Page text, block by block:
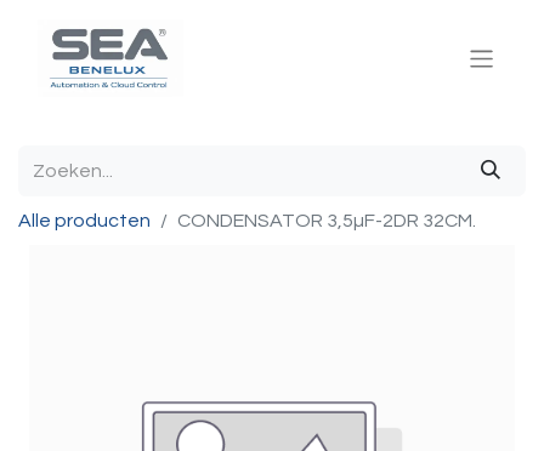
Alle producten CONDENSATOR 3,5µF-2DR 32CM.